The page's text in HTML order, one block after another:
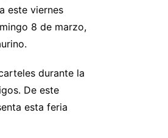
este viernes
8 de marzo,
durante la
De este
esta feria